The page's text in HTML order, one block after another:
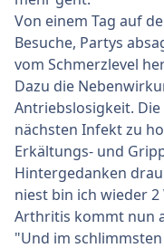
Von einem Tag auf
Besuche, Partys
vom Schmerzlevel
Dazu die
Antriebslosigkeit.
nächsten Infekt zu
Erkältungs- und
Hintergedanken
niest bin ich wieder
Arthritis kommt nun
"Und im